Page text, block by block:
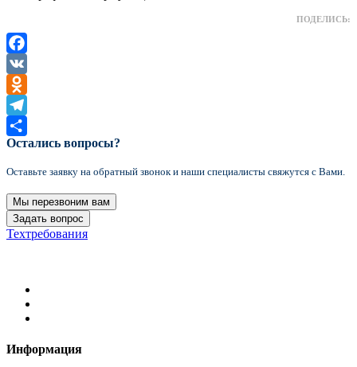
ПОДЕЛИСЬ:
Facebook
VK
Odnoklassniki
Telegram
Отправить
Остались вопросы?
Оставьте заявку на обратный звонок и наши специалисты свяжутся с Вами.
Мы перезвоним вам
Задать вопрос
Техтребования
Информация